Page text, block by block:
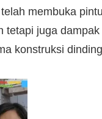
membuka
tetapi juga
konstruksi